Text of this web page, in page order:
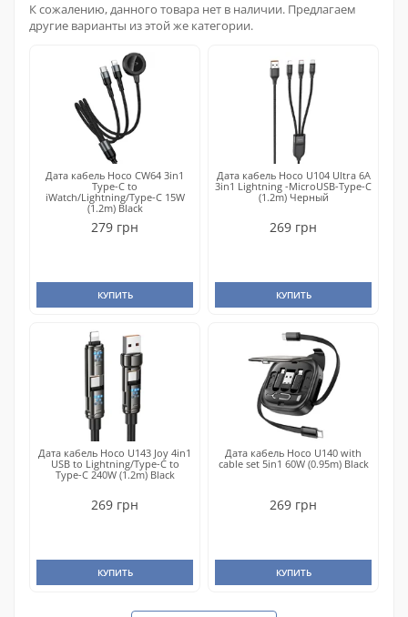
К сожалению, данного товара нет в наличии. Предлагаем
другие варианты из этой же категории.
Дата кабель Hoco CW64 3in1
Type-C to
iWatch/Lightning/Type-C 15W
(1.2m) Black
279 грн
КУПИТЬ
Дата кабель Hoco U104 Ultra 6A
3in1 Lightning -MicroUSB-Type-C
(1.2m) Черный
269 грн
КУПИТЬ
Дата кабель Hoco U143 Joy 4in1
USB to Lightning/Type-C to
Type-C 240W (1.2m) Black
269 грн
КУПИТЬ
Дата кабель Hoco U140 with
cable set 5in1 60W (0.95m) Black
269 грн
КУПИТЬ